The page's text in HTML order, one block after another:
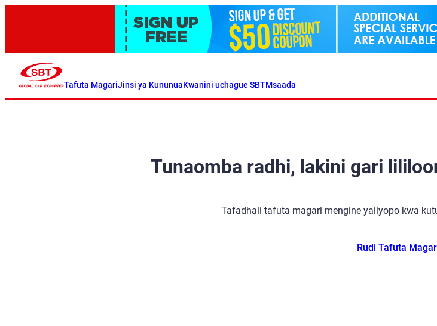
Tafuta MagariJinsi ya KununuaKwanini uchague SBTMsaada
Tunaomba radhi, lakini gari
Tafadhali tafuta magari mengine yaliyopo kwa
Rudi Tafuta